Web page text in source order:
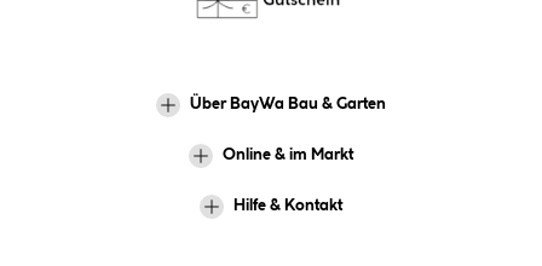
Über BayWa Bau & Garten
Online & im Markt
Hilfe & Kontakt